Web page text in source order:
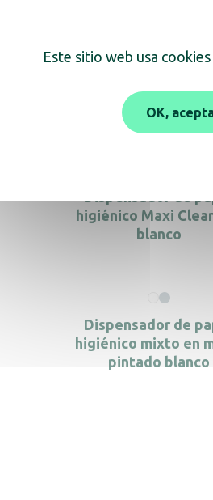
Dispensador de
blanco
higiénico Maxi
blanco
Dispensador de
higiénico mixto en
pintado blanco
Este sitio web usa
OK,